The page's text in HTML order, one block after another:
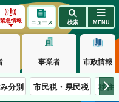
緊急情報 ニュース 検索 MENU
事業者 市政情報
分別 市民税・県民税 移住